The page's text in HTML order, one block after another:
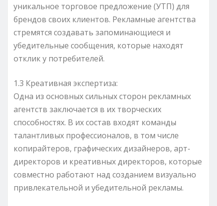
уникальное торговое предложение (УТП) для
брендов своих клиентов. Рекламные агентства
стремятся создавать запоминающиеся и
убедительные сообщения, которые находят
отклик у потребителей.
1.3 Креативная экспертиза:
Одна из основных сильных сторон рекламных
агентств заключается в их творческих
способностях. В их состав входят команды
талантливых профессионалов, в том числе
копирайтеров, графических дизайнеров, арт-
директоров и креативных директоров, которые
совместно работают над созданием визуально
привлекательной и убедительной рекламы.